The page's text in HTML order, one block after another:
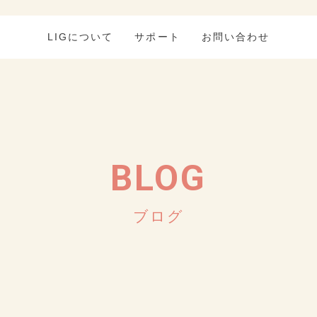
LIGについて サポート お問い合わせ
BLOG
ブログ